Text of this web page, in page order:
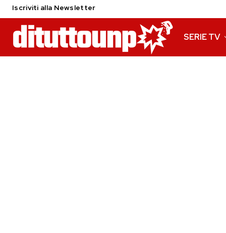
Iscriviti alla Newsletter
SERIE TV